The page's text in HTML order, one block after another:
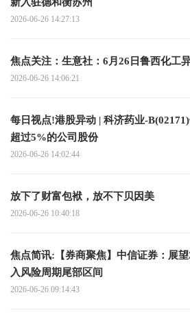
新入驻德和衡苏州
2026-06-26 14:27:13
焦点关注：生意社：6月26日鲁西化工
2026-06-26 14:06:21
每日视点!港股异动 | 科济药业-
超过5%的公司股份
2026-06-26 14:02:44
放下了财富包袱，放不下贝因美
2026-06-26 10:40:18
焦点简讯:【券商聚焦】中信证券：展
入风险周期尾部区间
2026-06-26 09:14:43